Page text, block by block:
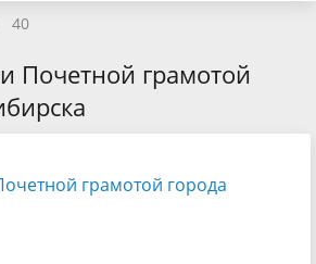
40
Почетной грамотой
грамотой города